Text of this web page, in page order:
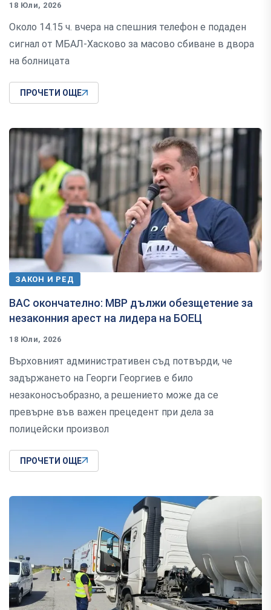
18 Юли, 2026
Около 14.15 ч. вчера на спешния телефон е подаден
сигнал от МБАЛ-Хасково за масово сбиване в двора
на болницата
ПРОЧЕТИ ОЩЕ
ЗАКОН И РЕД
ВАС окончателно: МВР дължи обезщетение за
незаконния арест на лидера на БОЕЦ
18 Юли, 2026
Върховният административен съд потвърди, че
задържането на Георги Георгиев е било
незаконосъобразно, а решението може да се
превърне във важен прецедент при дела за
полицейски произвол
ПРОЧЕТИ ОЩЕ